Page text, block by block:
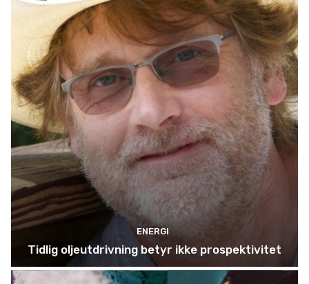
ENERGI
Tidlig oljeutdrivning betyr ikke prospektivitet